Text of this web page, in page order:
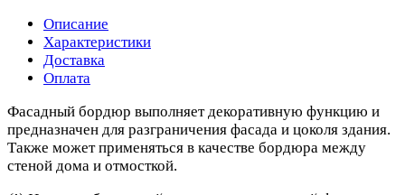
Описание
Характеристики
Доставка
Оплата
Фасадный бордюр выполняет декоративную функцию и
предназначен для разграничения фасада и цоколя здания.
Также может применяться в качестве бордюра между
стеной дома и отмосткой.